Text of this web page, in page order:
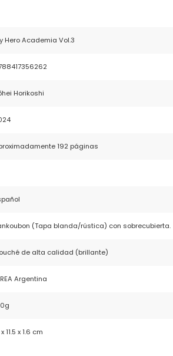
Hero Academia Vol.3
Horikoshi
192 páginas
(Tapa blanda/rústica) con sobrecubierta.
de alta calidad (brillante)
Argentina
x 11.5 x 1.6 cm